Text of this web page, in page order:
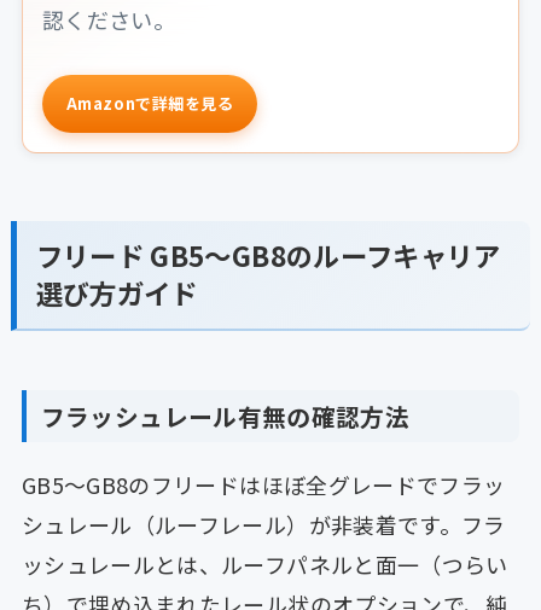
認ください。
Amazonで詳細を見る
フリード GB5〜GB8のルーフキャリア
選び方ガイド
フラッシュレール有無の確認方法
GB5〜GB8のフリードはほぼ全グレードでフラッ
シュレール（ルーフレール）が非装着です。フラ
ッシュレールとは、ルーフパネルと面一（つらい